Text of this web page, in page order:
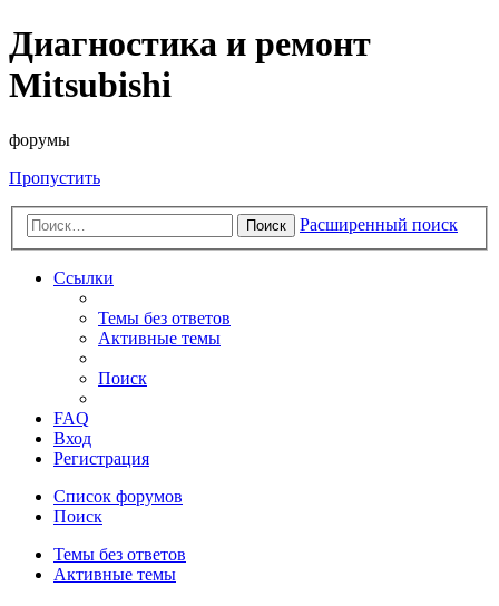
Диагностика и ремонт
Mitsubishi
форумы
Пропустить
Поиск Расширенный поиск
Ссылки
Темы без ответов
Активные темы
Поиск
FAQ
Вход
Регистрация
Список форумов
Поиск
Темы без ответов
Активные темы